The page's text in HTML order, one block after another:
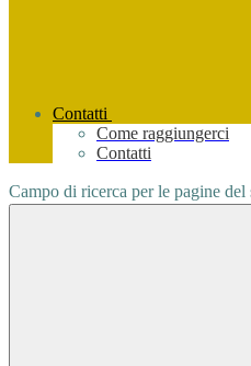
Contatti
Come raggiungerci
Contatti
Campo di ricerca per le pagine del